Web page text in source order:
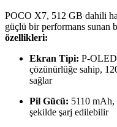
POCO X7, 512 GB dahili
güçlü bir performans sunan
özellikleri:
Ekran Tipi: P-
çözünürlüğe sahip,
sağlar
Pil Gücü: 5110 mAh,
şekilde şarj edilebilir